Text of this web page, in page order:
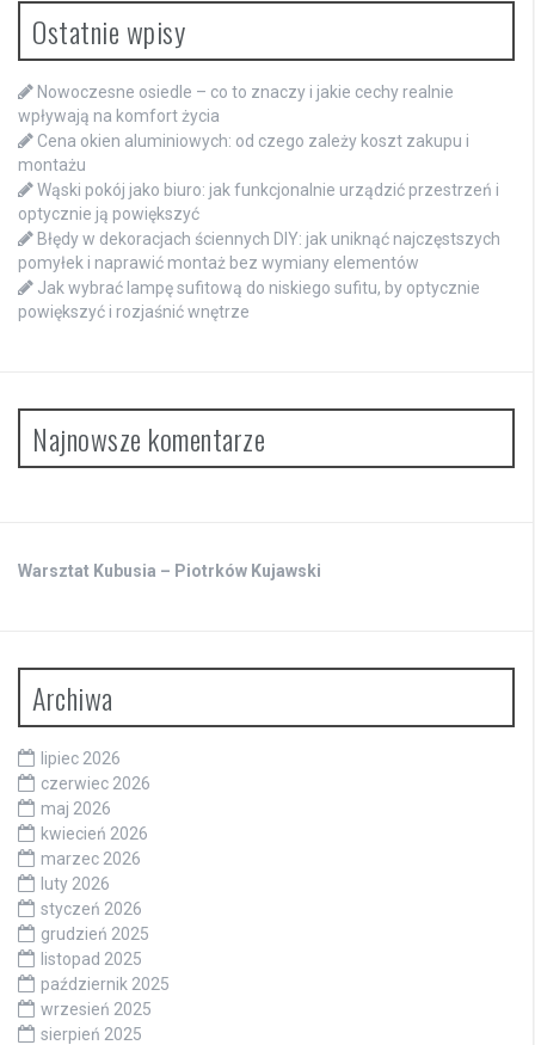
Ostatnie wpisy
Nowoczesne osiedle – co to znaczy i jakie cechy realnie
wpływają na komfort życia
Cena okien aluminiowych: od czego zależy koszt zakupu i
montażu
Wąski pokój jako biuro: jak funkcjonalnie urządzić przestrzeń i
optycznie ją powiększyć
Błędy w dekoracjach ściennych DIY: jak uniknąć najczęstszych
pomyłek i naprawić montaż bez wymiany elementów
Jak wybrać lampę sufitową do niskiego sufitu, by optycznie
powiększyć i rozjaśnić wnętrze
Najnowsze komentarze
Warsztat Kubusia – Piotrków Kujawski
Archiwa
lipiec 2026
czerwiec 2026
maj 2026
kwiecień 2026
marzec 2026
luty 2026
styczeń 2026
grudzień 2025
listopad 2025
październik 2025
wrzesień 2025
sierpień 2025